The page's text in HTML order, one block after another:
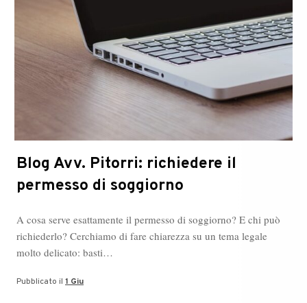
Blog Avv. Pitorri: richiedere il
permesso di soggiorno
A cosa serve esattamente il permesso di soggiorno? E chi può
richiederlo? Cerchiamo di fare chiarezza su un tema legale
molto delicato: basti…
Pubblicato il 1 Giu